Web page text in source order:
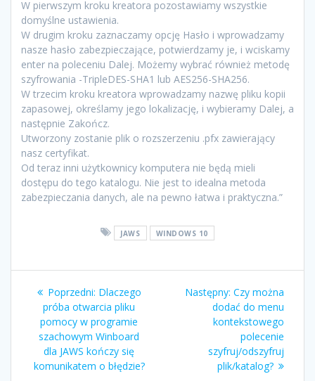
W pierwszym kroku kreatora pozostawiamy wszystkie
domyślne ustawienia.
W drugim kroku zaznaczamy opcję Hasło i wprowadzamy
nasze hasło zabezpieczające, potwierdzamy je, i wciskamy
enter na poleceniu Dalej. Możemy wybrać również metodę
szyfrowania -TripleDES-SHA1 lub AES256-SHA256.
W trzecim kroku kreatora wprowadzamy nazwę pliku kopii
zapasowej, określamy jego lokalizację, i wybieramy Dalej, a
następnie Zakończ.
Utworzony zostanie plik o rozszerzeniu .pfx zawierający
nasz certyfikat.
Od teraz inni użytkownicy komputera nie będą mieli
dostępu do tego katalogu. Nie jest to idealna metoda
zabezpieczania danych, ale na pewno łatwa i praktyczna.”
JAWS WINDOWS 10
Poprzedni: Dlaczego
próba otwarcia pliku
pomocy w programie
szachowym Winboard
dla JAWS kończy się
komunikatem o błędzie?
Następny: Czy można
dodać do menu
kontekstowego
polecenie
szyfruj/odszyfruj
plik/katalog?